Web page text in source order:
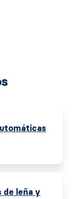
de leña y